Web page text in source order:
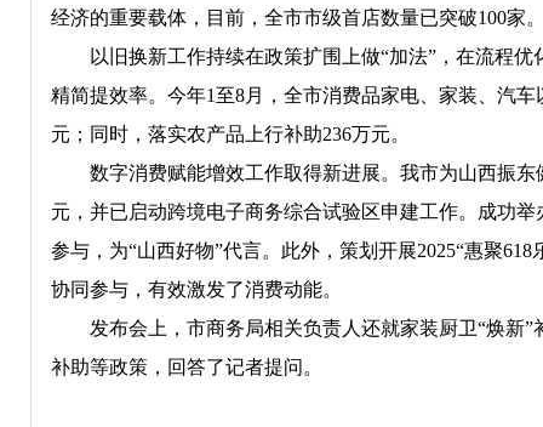
经济的重要载体，目前，全市市级首店数量已突破100家
以旧换新工作持续在政策扩围上做“加法”，在流程优
精简提效率。今年1至8月，全市消费品家电、家装、汽
元；同时，落实农产品上行补助236万元。
数字消费赋能增效工作取得新进展。我市为山西振东
元，并已启动跨境电子商务综合试验区申建工作。成功举
参与，为“山西好物”代言。此外，策划开展2025“惠聚
协同参与，有效激发了消费动能。
发布会上，市商务局相关负责人还就家装厨卫“焕新”
补助等政策，回答了记者提问。